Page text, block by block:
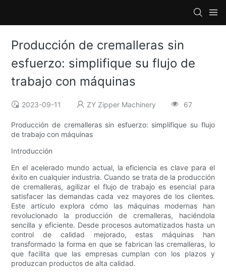
Producción de cremalleras sin
esfuerzo: simplifique su flujo de
trabajo con máquinas
2023-09-11 ZY Zipper Machinery 67
Producción de cremalleras sin esfuerzo: simplifique su flujo
de trabajo con máquinas
Introducción
En el acelerado mundo actual, la eficiencia es clave para el
éxito en cualquier industria. Cuando se trata de la producción
de cremalleras, agilizar el flujo de trabajo es esencial para
satisfacer las demandas cada vez mayores de los clientes.
Este artículo explora cómo las máquinas modernas han
revolucionado la producción de cremalleras, haciéndola
sencilla y eficiente. Desde procesos automatizados hasta un
control de calidad mejorado, estas máquinas han
transformado la forma en que se fabrican las cremalleras, lo
que facilita que las empresas cumplan con los plazos y
produzcan productos de alta calidad.